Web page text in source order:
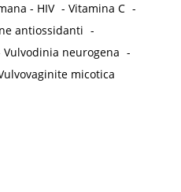
- HIV -Vitamina C -
antiossidanti -
Vulvodinia neurogena -
micotica